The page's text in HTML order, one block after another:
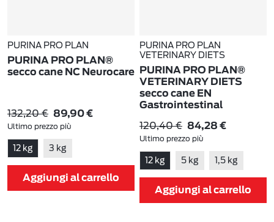
PURINA PRO PLAN
PURINA PRO PLAN®
secco cane NC Neurocare
132,20 € 89,90 €
Ultimo prezzo più
basso: 132,20 €
12 kg 3 kg
Aggiungi al carrello
PURINA PRO PLAN
VETERINARY DIETS
PURINA PRO PLAN®
VETERINARY DIETS
secco cane EN
Gastrointestinal
120,40 € 84,28 €
Ultimo prezzo più
basso: 120,40 €
12 kg 5 kg 1,5 kg
Aggiungi al carrello